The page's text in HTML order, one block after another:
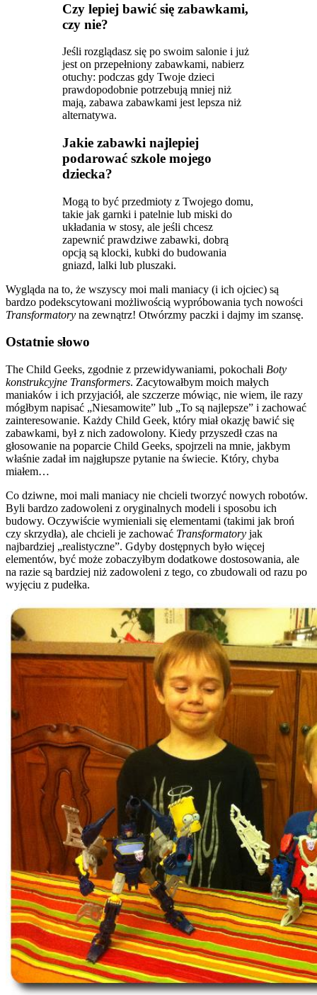
Czy lepiej bawić się zabawkami,
czy nie?
Jeśli rozglądasz się po swoim salonie i już
jest on przepełniony zabawkami, nabierz
otuchy: podczas gdy Twoje dzieci
prawdopodobnie potrzebują mniej niż
mają, zabawa zabawkami jest lepsza niż
alternatywa.
Jakie zabawki najlepiej
podarować szkole mojego
dziecka?
Mogą to być przedmioty z Twojego domu,
takie jak garnki i patelnie lub miski do
układania w stosy, ale jeśli chcesz
zapewnić prawdziwe zabawki, dobrą
opcją są klocki, kubki do budowania
gniazd, lalki lub pluszaki.
Wygląda na to, że wszyscy moi mali maniacy (i ich ojciec) są
bardzo podekscytowani możliwością wypróbowania tych nowości
Transformatory na zewnątrz! Otwórzmy paczki i dajmy im szansę.
Ostatnie słowo
The Child Geeks, zgodnie z przewidywaniami, pokochali Boty
konstrukcyjne Transformers. Zacytowałbym moich małych
maniaków i ich przyjaciół, ale szczerze mówiąc, nie wiem, ile razy
mógłbym napisać „Niesamowite” lub „To są najlepsze” i zachować
zainteresowanie. Każdy Child Geek, który miał okazję bawić się
zabawkami, był z nich zadowolony. Kiedy przyszedł czas na
głosowanie na poparcie Child Geeks, spojrzeli na mnie, jakbym
właśnie zadał im najgłupsze pytanie na świecie. Który, chyba
miałem…
Co dziwne, moi mali maniacy nie chcieli tworzyć nowych robotów.
Byli bardzo zadowoleni z oryginalnych modeli i sposobu ich
budowy. Oczywiście wymieniali się elementami (takimi jak broń
czy skrzydła), ale chcieli je zachować Transformatory jak
najbardziej „realistyczne”. Gdyby dostępnych było więcej
elementów, być może zobaczyłbym dodatkowe dostosowania, ale
na razie są bardziej niż zadowoleni z tego, co zbudowali od razu po
wyjęciu z pudełka.